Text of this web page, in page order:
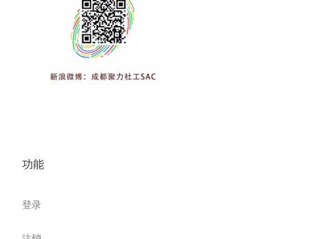
功能
登录